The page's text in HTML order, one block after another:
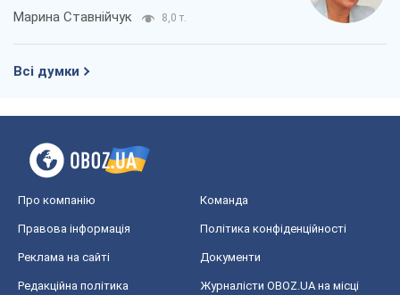
Марина Ставнійчук 8,0 т.
Всі думки
Про компанію Команда
Правова інформація Політика конфіденційності
Реклама на сайті Документи
Редакційна політика
Журналісти OBOZ.UA на місці